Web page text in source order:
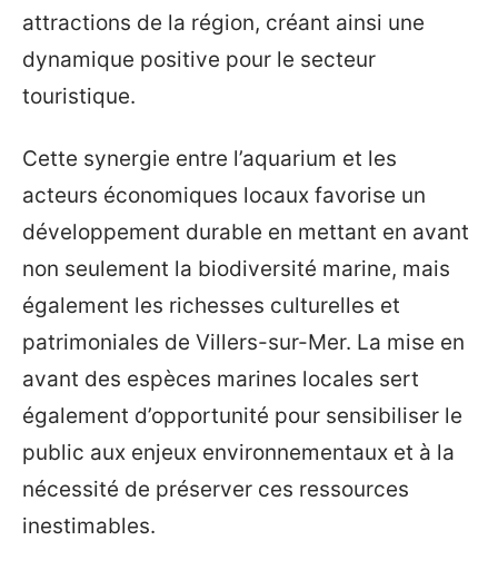
attractions de la région, créant ainsi une
dynamique positive pour le secteur
touristique.
Cette synergie entre l’aquarium et les
acteurs économiques locaux favorise un
développement durable en mettant en avant
non seulement la biodiversité marine, mais
également les richesses culturelles et
patrimoniales de Villers-sur-Mer. La mise en
avant des espèces marines locales sert
également d’opportunité pour sensibiliser le
public aux enjeux environnementaux et à la
nécessité de préserver ces ressources
inestimables.